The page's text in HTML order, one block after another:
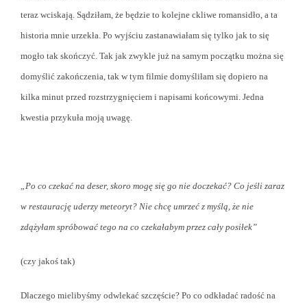
teraz wciskają. Sądziłam, że będzie to kolejne ckliwe romansidło, a ta
historia mnie urzekła. Po wyjściu zastanawiałam się tylko jak to się
mogło tak skończyć. Tak jak zwykle już na samym początku można się
domyślić zakończenia, tak w tym filmie domyśliłam się dopiero na
kilka minut przed rozstrzygnięciem i napisami końcowymi. Jedna
kwestia przykuła moją uwagę.
„Po co czekać na deser, skoro mogę się go nie doczekać? Co jeśli zaraz
w restaurację uderzy meteoryt? Nie chcę umrzeć z myślą, że nie
zdążyłam spróbować tego na co czekałabym przez cały posiłek”
(czy jakoś tak)
Dlaczego mielibyśmy odwlekać szczęście? Po co odkładać radość na